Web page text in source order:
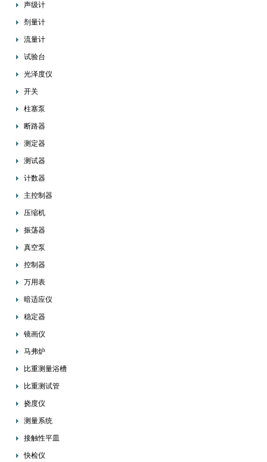
声级计
剂量计
流量计
试验台
光泽度仪
开关
柱塞泵
断路器
测定器
测试器
计数器
主控制器
压缩机
振荡器
真空泵
控制器
万用表
暗适应仪
稳定器
镜画仪
马弗炉
比重测量浴槽
比重测试管
挠度仪
测量系统
接触性平皿
快检仪